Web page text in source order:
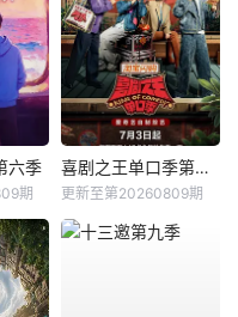
六季
期
喜剧之王单口季第三季
更新至第20260809期